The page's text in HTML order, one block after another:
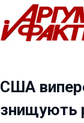
Перейти
до
вмісту
США
знищують